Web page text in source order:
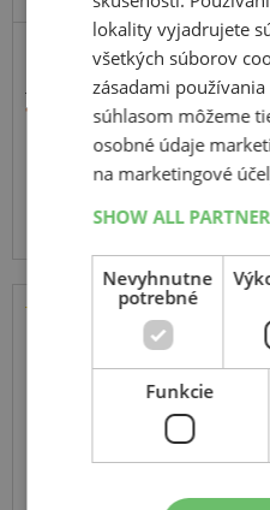
ZOSÍLENÁ
121,16 €
72,70 €
SKLADOM
Centrálny
215
lokality vyjadrujete
všetkých súborov
zásadami
súhlasom môžeme
osobné údaje
na marketingové
SHOW ALL
Nevyhnutne
potrebné
Funkcie